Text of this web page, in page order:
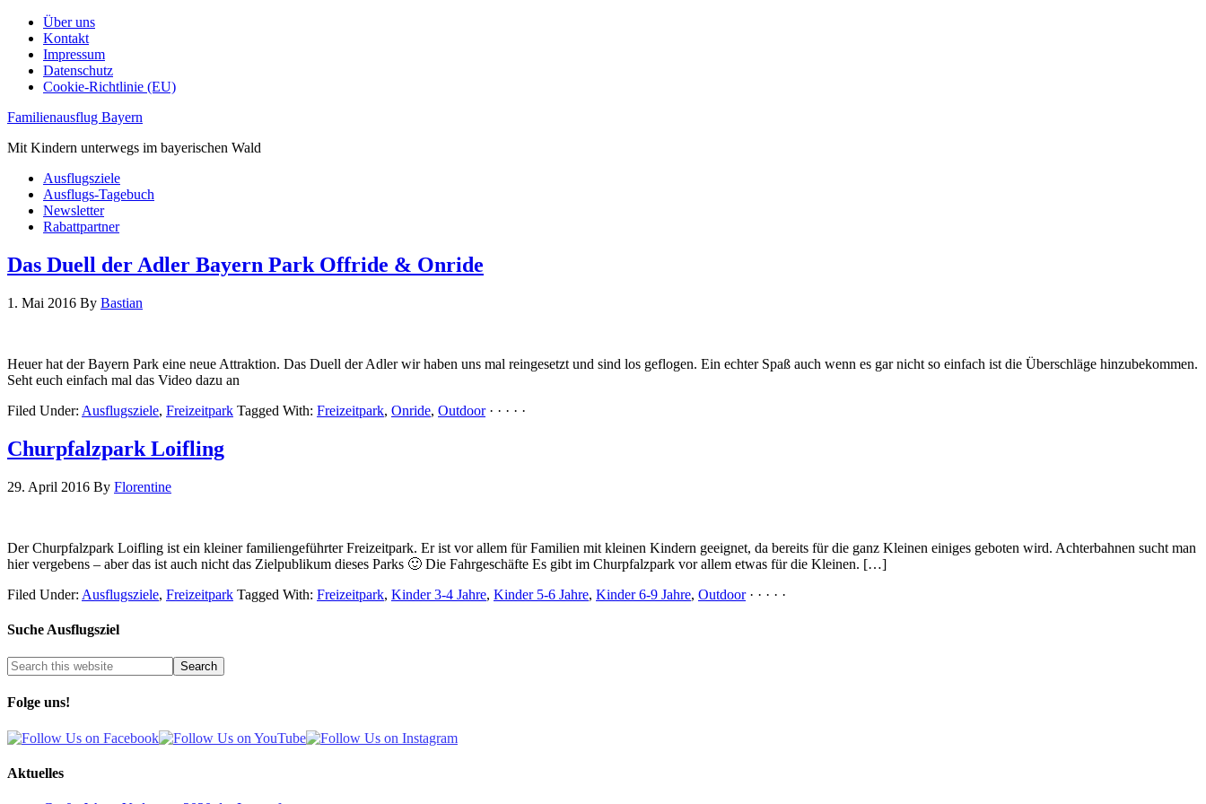
Über uns
Kontakt
Impressum
Datenschutz
Cookie-Richtlinie (EU)
Familienausflug Bayern
Mit Kindern unterwegs im bayerischen Wald
Ausflugsziele
Ausflugs-Tagebuch
Newsletter
Rabattpartner
Das Duell der Adler Bayern Park Offride & Onride
1. Mai 2016 By Bastian
Heuer hat der Bayern Park eine neue Attraktion. Das Duell der Adler wir haben uns mal reingesetzt und sind los geflogen. Ein echter Spaß auch wenn es gar nicht so einfach ist die Überschläge hinzubekommen.
Seht euch einfach mal das Video dazu an
Filed Under: Ausflugsziele, Freizeitpark Tagged With: Freizeitpark, Onride, Outdoor· · · · ·
Churpfalzpark Loifling
29. April 2016 By Florentine
Der Churpfalzpark Loifling ist ein kleiner familiengeführter Freizeitpark. Er ist vor allem für Familien mit kleinen Kindern geeignet, da bereits für die ganz Kleinen einiges geboten wird. Achterbahnen sucht man
hier vergebens – aber das ist auch nicht das Zielpublikum dieses Parks 🙂 Die Fahrgeschäfte Es gibt im Churpfalzpark vor allem etwas für die Kleinen. […]
Filed Under: Ausflugsziele, Freizeitpark Tagged With: Freizeitpark, Kinder 3-4 Jahre, Kinder 5-6 Jahre, Kinder 6-9 Jahre, Outdoor· · · · ·
Suche Ausflugsziel
Folge uns!
Aktuelles